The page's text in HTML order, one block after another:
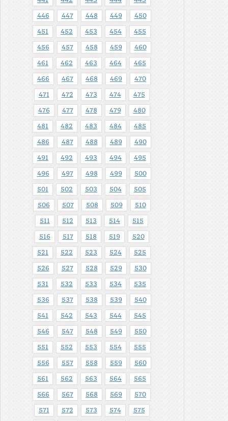
446 447 448 449 450
451 452 453 454 455
456 457 458 459 460
461 462 463 464 465
466 467 468 469 470
471 472 473 474 475
476 477 478 479 480
481 482 483 484 485
486 487 488 489 490
491 492 493 494 495
496 497 498 499 500
501 502 503 504 505
506 507 508 509 510
511 512 513 514 515
516 517 518 519 520
521 522 523 524 525
526 527 528 529 530
531 532 533 534 535
536 537 538 539 540
541 542 543 544 545
546 547 548 549 550
551 552 553 554 555
556 557 558 559 560
561 562 563 564 565
566 567 568 569 570
571 572 573 574 575